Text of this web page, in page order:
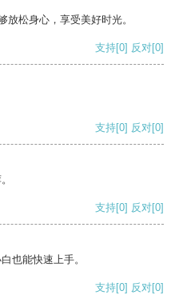
放松身心，享受美好时光。
支持[0] 反对[0]
支持[0] 反对[0]
支持[0] 反对[0]
也能快速上手。
支持[0] 反对[0]